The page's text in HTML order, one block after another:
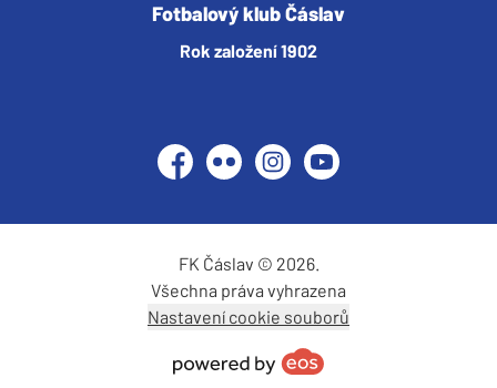
Fotbalový klub Čáslav
Rok založení 1902
Facebook
Flickr InstagramYouTube
FK Čáslav © 2026.
Všechna práva vyhrazena
Nastavení cookie souborů